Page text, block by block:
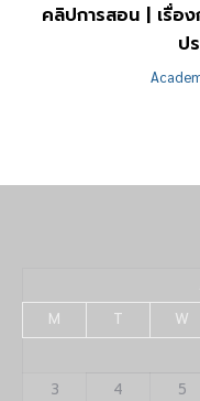
คลิปการสอน | เรื่อ
ป
M
T W
3
4 5